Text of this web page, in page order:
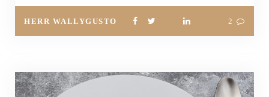
HERR WALLYGUSTO 2